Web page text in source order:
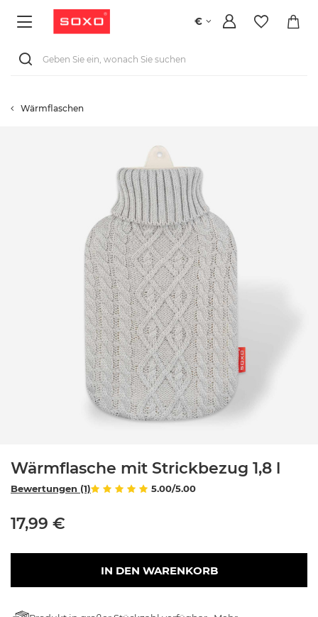
€
Wärmflaschen
Wärmflasche mit Strickbezug 1,8 l
5.00/5.00
Bewertungen (1)
17,99 €
IN DEN WARENKORB